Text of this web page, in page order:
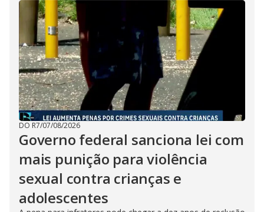
DO R7/07/08/2026
Governo federal sanciona lei com
mais punição para violência
sexual contra crianças e
adolescentes